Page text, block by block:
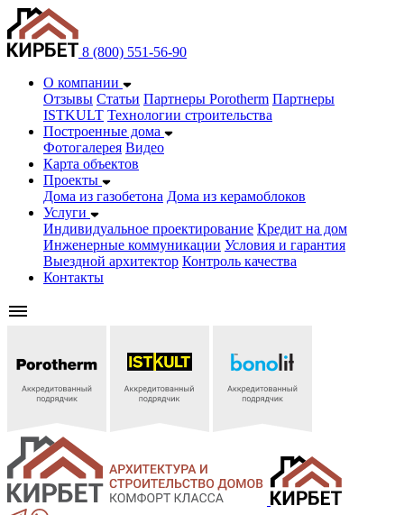
8 (800) 551-56-90
О компании
Отзывы Статьи Партнеры Porotherm Партнеры
ISTKULT Технологии строительства
Построенные дома
Фотогалерея Видео
Карта объектов
Проекты
Дома из газобетонa Дома из керамоблоков
Услуги
Индивидуальное проектирование Кредит на дом
Инженерные коммуникации Условия и гарантия
Выездной архитектор Контроль качества
Контакты